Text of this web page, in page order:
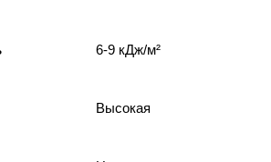
6-9 кДж/м²
Высокая